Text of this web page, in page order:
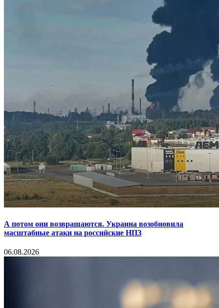
А потом они возвращаются. Украина возобновила
масштабные атаки на российские НПЗ
06.08.2026